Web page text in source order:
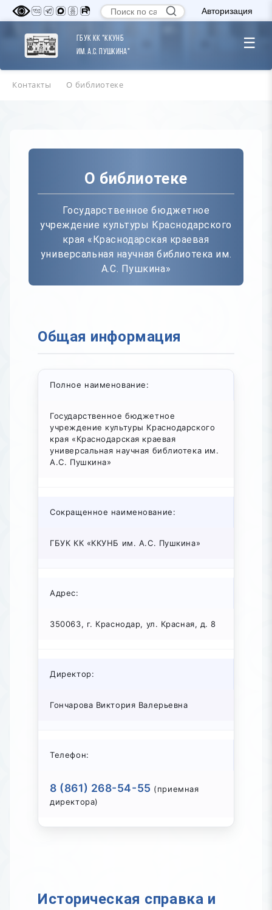
Авторизация
ГБУК КК "ККУНБ
им. А.С. Пушкина"
☰
Контакты О библиотеке
О библиотеке
Государственное бюджетное
учреждение культуры Краснодарского
края «Краснодарская краевая
универсальная научная библиотека им.
А.С. Пушкина»
Общая информация
Полное наименование:
Государственное бюджетное
учреждение культуры Краснодарского
края «Краснодарская краевая
универсальная научная библиотека им.
А.С. Пушкина»
Сокращенное наименование:
ГБУК КК «ККУНБ им. А.С. Пушкина»
Адрес:
350063, г. Краснодар, ул. Красная, д. 8
Директор:
Гончарова Виктория Валерьевна
Телефон:
8 (861) 268-54-55 (приемная
директора)
Историческая справка и